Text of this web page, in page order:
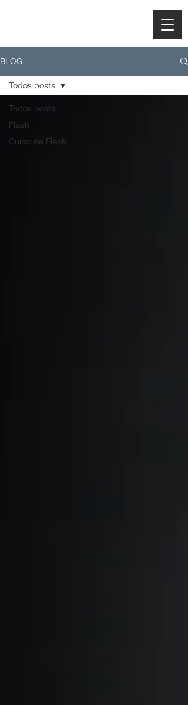
BLOG
Todos posts
Flash
Curso de Flash
Todos posts